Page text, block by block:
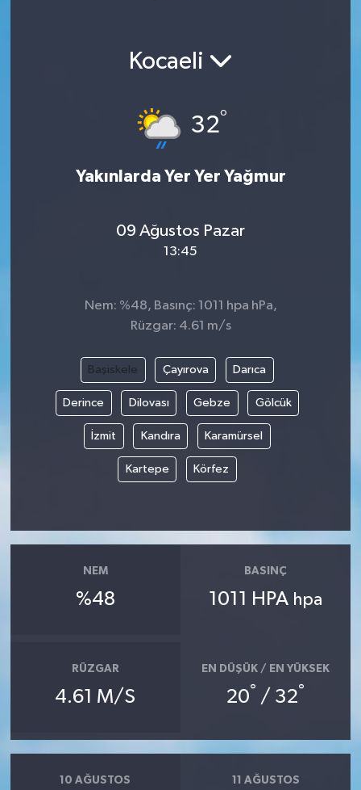
Kocaeli
32°
Yakınlarda Yer Yer Yağmur
09 Ağustos Pazar
13:45
Nem: %48, Basınç: 1011 hpa hPa,
Rüzgar: 4.61 m/s
Başiskele Çayırova Darıca
Derince Dilovası Gebze Gölcük
İzmit Kandıra Karamürsel
Kartepe Körfez
NEM
%48
BASINÇ
1011 HPA hpa
RÜZGAR
4.61 M/S
EN DÜŞÜK / EN YÜKSEK
20° / 32°
10 AĞUSTOS 11 AĞUSTOS